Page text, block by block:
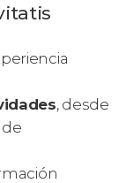
, desde